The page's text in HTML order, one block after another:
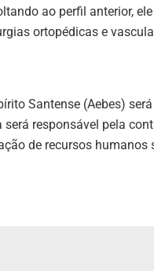
ao perfil anterior,
ortopédicas e
Santense (Aebes)
responsável pela
de recursos humanos